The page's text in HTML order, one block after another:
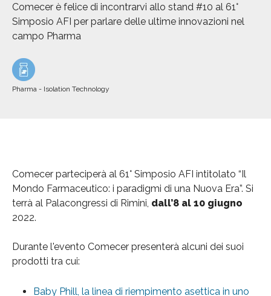
Comecer è felice di incontrarvi allo stand #10 al 61°
Simposio AFI per parlare delle ultime innovazioni nel
campo Pharma
Pharma - Isolation Technology
Comecer parteciperà al 61° Simposio AFI intitolato “Il
Mondo Farmaceutico: i paradigmi di una Nuova Era”. Si
terrà al Palacongressi di Rimini, dall’8 al 10 giugno
2022.
Durante l'evento Comecer presenterà alcuni dei suoi
prodotti tra cui:
Baby Phill, la linea di riempimento asettica in uno